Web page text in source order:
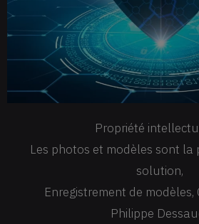
Propriété
Les photos et modèles sont la
solution,
Enregistrement de modèles,
Philippe